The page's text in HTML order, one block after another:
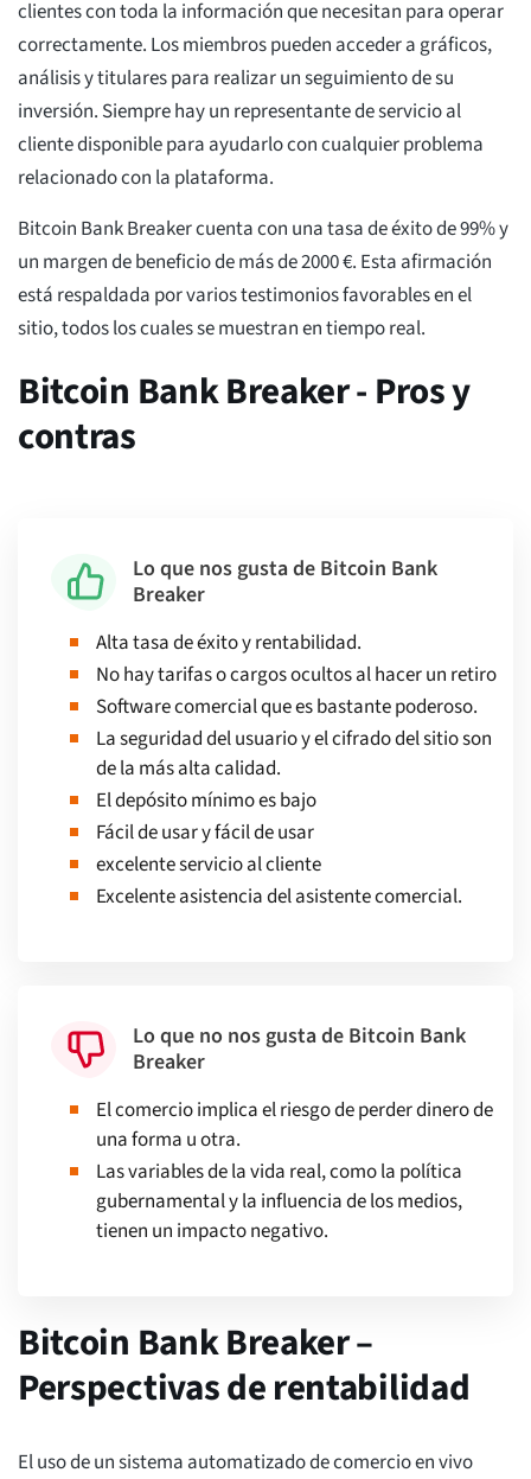
clientes con toda la información que necesitan para operar
correctamente. Los miembros pueden acceder a gráficos,
análisis y titulares para realizar un seguimiento de su
inversión. Siempre hay un representante de servicio al
cliente disponible para ayudarlo con cualquier problema
relacionado con la plataforma.
Bitcoin Bank Breaker cuenta con una tasa de éxito de 99% y
un margen de beneficio de más de 2000 €. Esta afirmación
está respaldada por varios testimonios favorables en el
sitio, todos los cuales se muestran en tiempo real.
Bitcoin Bank Breaker - Pros y
contras
Lo que nos gusta de Bitcoin Bank
Breaker
Alta tasa de éxito y rentabilidad.
No hay tarifas o cargos ocultos al hacer un retiro
Software comercial que es bastante poderoso.
La seguridad del usuario y el cifrado del sitio son
de la más alta calidad.
El depósito mínimo es bajo
Fácil de usar y fácil de usar
excelente servicio al cliente
Excelente asistencia del asistente comercial.
Lo que no nos gusta de Bitcoin Bank
Breaker
El comercio implica el riesgo de perder dinero de
una forma u otra.
Las variables de la vida real, como la política
gubernamental y la influencia de los medios,
tienen un impacto negativo.
Bitcoin Bank Breaker –
Perspectivas de rentabilidad
El uso de un sistema automatizado de comercio en vivo